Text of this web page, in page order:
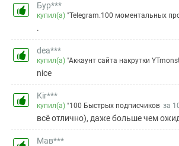
Бур***
купил(а)"Telegram.100 моментальных
.
dea***
купил(а)"Аккаунт сайта накрутки
nice
Kir***
купил(а)"100 Быстрых подписчиков за
всё отлично), даже больше чем
Мав***